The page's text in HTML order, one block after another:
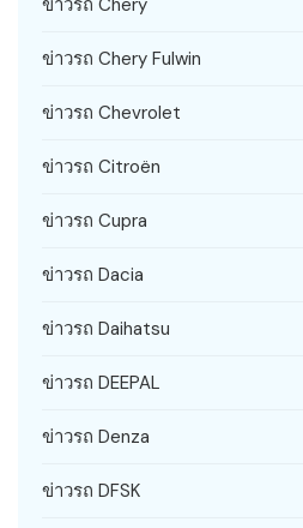
ข่าวรถ Chery
ข่าวรถ Chery Fulwin
ข่าวรถ Chevrolet
ข่าวรถ Citroën
ข่าวรถ Cupra
ข่าวรถ Dacia
ข่าวรถ Daihatsu
ข่าวรถ DEEPAL
ข่าวรถ Denza
ข่าวรถ DFSK